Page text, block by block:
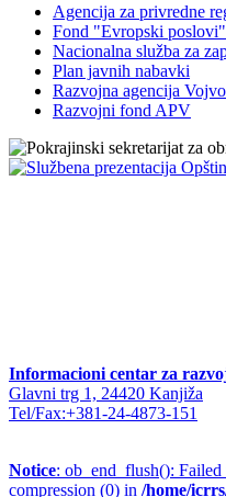
Agencija za privredne
Fond "Evropski
Nacionalna služba za
Plan javnih nabavki
Razvojna agencija
Razvojni fond APV
Informacioni centar za
Glavni trg 1, 24420 Kanjiža
Tel/Fax:+381-24-4873-151
Notice: ob_end_flush():
compression (0) in /home/